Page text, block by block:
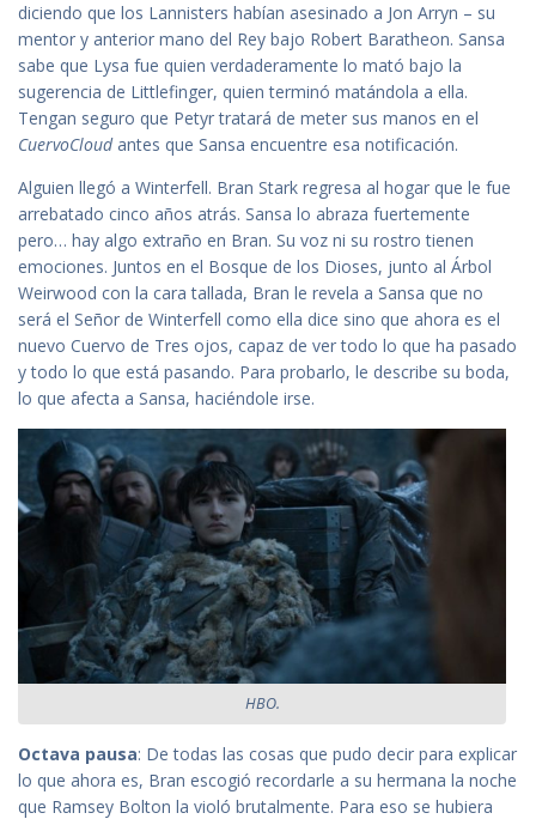
diciendo que los Lannisters habían asesinado a Jon Arryn – su
mentor y anterior mano del Rey bajo Robert Baratheon. Sansa
sabe que Lysa fue quien verdaderamente lo mató bajo la
sugerencia de Littlefinger, quien terminó matándola a ella.
Tengan seguro que Petyr tratará de meter sus manos en el
CuervoCloudantes que Sansa encuentre esa notificación.
Alguien llegó a Winterfell. Bran Stark regresa al hogar que le fue
arrebatado cinco años atrás. Sansa lo abraza fuertemente
pero… hay algo extraño en Bran. Su voz ni su rostro tienen
emociones. Juntos en el Bosque de los Dioses, junto al Árbol
Weirwood con la cara tallada, Bran le revela a Sansa que no
será el Señor de Winterfell como ella dice sino que ahora es el
nuevo Cuervo de Tres ojos, capaz de ver todo lo que ha pasado
y todo lo que está pasando. Para probarlo, le describe su boda,
lo que afecta a Sansa, haciéndole irse.
HBO.
Octava pausa: De todas las cosas que pudo decir para explicar
lo que ahora es, Bran escogió recordarle a su hermana la noche
que Ramsey Bolton la violó brutalmente. Para eso se hubiera